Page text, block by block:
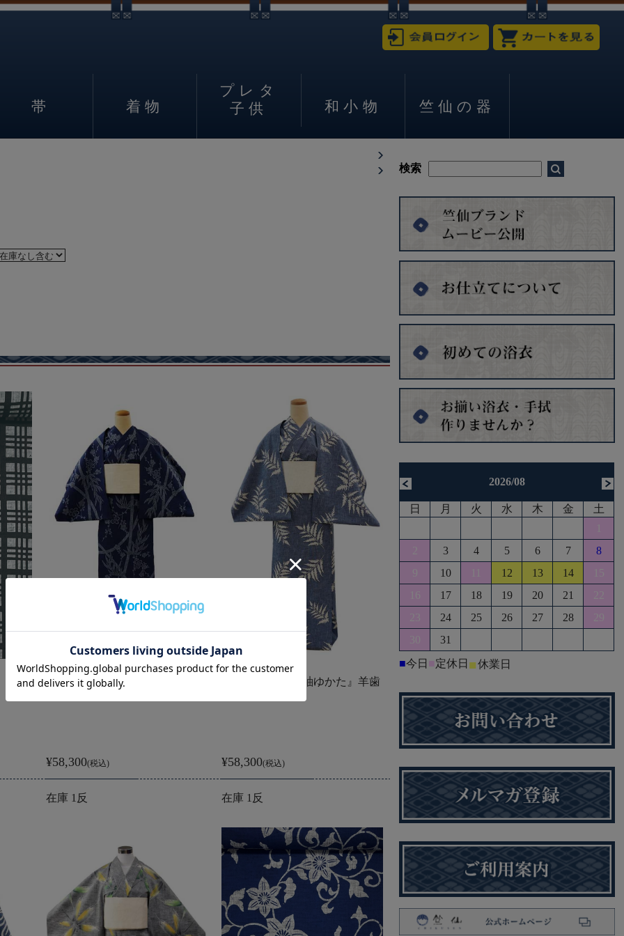
帯 着物
プレタ
子供
和小物 竺仙の器
【反物】女性 『紬ゆかた』竹梅
¥58,300(税込)
在庫 1反
【反物】女性 『紬ゆかた』羊歯 ヘリ取り
¥58,300(税込)
在庫 1反
2026/08
日 月 火 水 木 金
土
1
2
3 4 5 6 7
8
9
10 11 12 13 14
15
16
17 18 19 20 21
22
23
24 25 26 27 28
29
30
31
■今日 ■定休日 ■休業日